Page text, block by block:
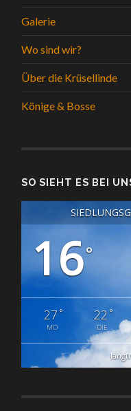
Galerie
Wo sind wir?
Über die Krüsellinde
Könige & Bosse
SO SIEHT ES BEI
16°
27°
MO
22 °
DIE